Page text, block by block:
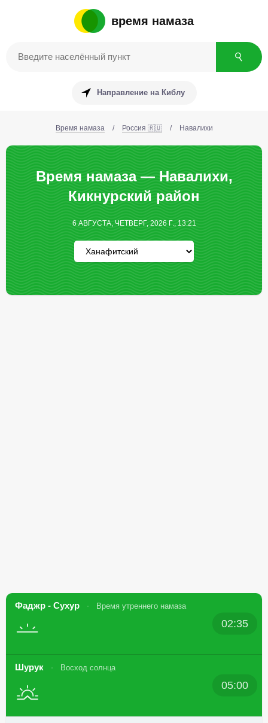
время намаза
Направление на Киблу
Время намаза / Россия 🇷🇺 / Навалихи
Время намаза — Навалихи,
Кикнурский район
6 АВГУСТА, ЧЕТВЕРГ, 2026 Г., 13:21
Фаджр - Сухур Время утреннего намаза
02:35
Шурук Восход солнца
05:00